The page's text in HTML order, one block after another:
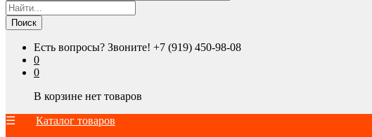
Поиск
Есть вопросы? Звоните! +7 (919) 450-98-08
0
0
В корзине нет товаров
Каталог товаров